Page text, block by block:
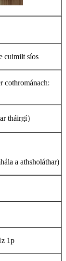
cuimilt síos
cothrománach:
tháirgí）
a athsholáthar)
1p